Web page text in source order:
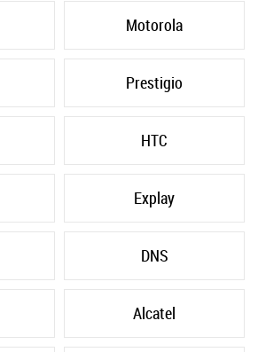
Motorola
Prestigio
HTC
Explay
DNS
Alcatel